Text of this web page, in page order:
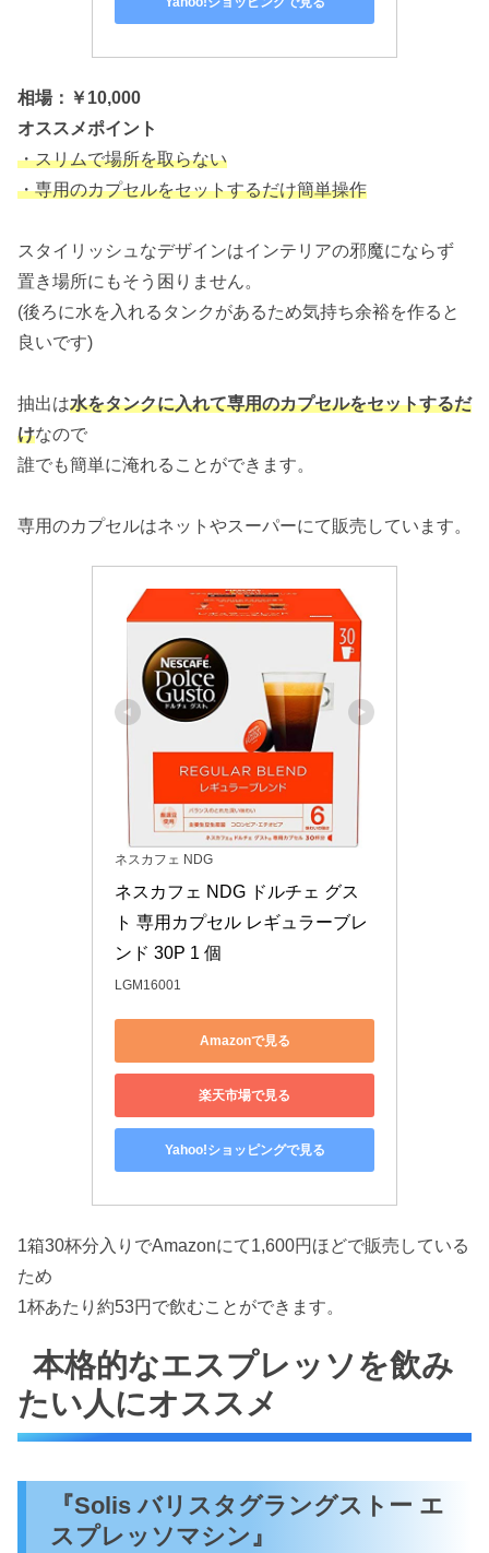
相場：￥10,000
オススメポイント
・スリムで場所を取らない
・専用のカプセルをセットするだけ簡単操作
スタイリッシュなデザインはインテリアの邪魔にならず
置き場所にもそう困りません。
(後ろに水を入れるタンクがあるため気持ち余裕を作ると
良いです)
抽出は水をタンクに入れて専用のカプセルをセットするだ
けなので
誰でも簡単に淹れることができます。
専用のカプセルはネットやスーパーにて販売しています。
ネスカフェ NDG
ネスカフェ NDG ドルチェ グス
ト 専用カプセル レギュラーブレ
ンド 30P 1 個
LGM16001
Amazonで見る
楽天市場で見る
Yahoo!ショッピングで見る
1箱30杯分入りでAmazonにて1,600円ほどで販売している
ため
1杯あたり約53円で飲むことができます。
本格的なエスプレッソを飲み
たい人にオススメ
『Solis バリスタグラングストー エ
スプレッソマシン』